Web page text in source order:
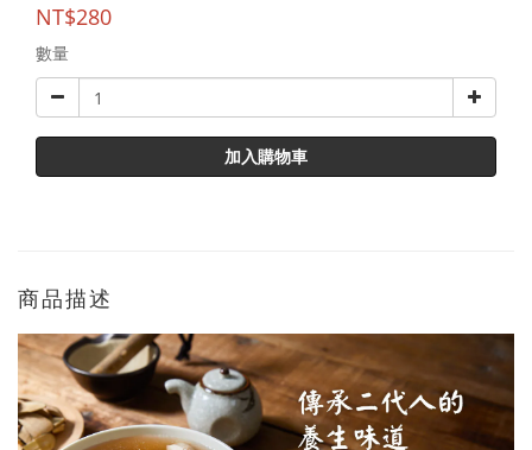
NT$280
數量
加入購物車
商品描述